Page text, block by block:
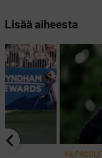
Lisää aiheesta
KILPAGOLF